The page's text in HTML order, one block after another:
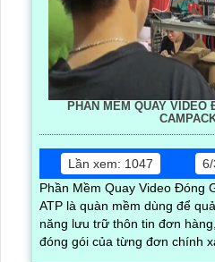
PHẦN MỀM QUAY VIDEO
Lần xem: 1047
Phần Mềm Quay Video Đóng
ATP là quàn mềm dùng để
năng lưu trữ thôn tin đơn
đóng gói của từng đơn chính